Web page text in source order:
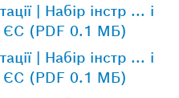
| Набір інстр ... і
ЄС (PDF 0.1 МБ)
| Набір інстр ... і
ЄС (PDF 0.1 МБ)